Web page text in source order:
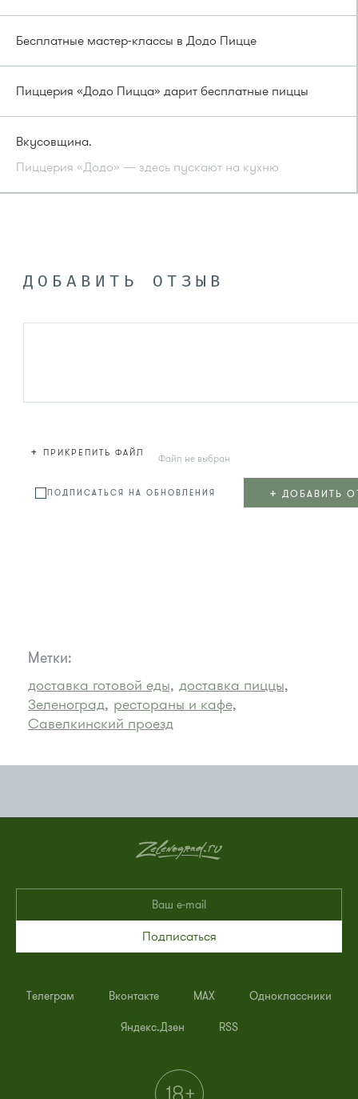
Бесплатные мастер-классы в Додо Пицце
Пиццерия «Додо Пицца» дарит бесплатные пиццы
Вкусовщина.
Пиццерия «Додо» — здесь пускают на кухню
ДОБАВИТЬ ОТЗЫВ
+ ПРИКРЕПИТЬ ФАЙЛ Файл не выбран
ПОДПИСАТЬСЯ НА ОБНОВЛЕНИЯ + ДОБАВИТЬ
Метки:
доставка готовой еды, доставка пиццы,
Зеленоград, рестораны и кафе,
Савелкинский проезд
Подписаться
Телеграм Вконтакте MAX Одноклассники
Яндекс.Дзен RSS